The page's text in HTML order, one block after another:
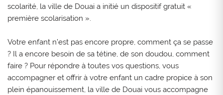
scolarité, la ville de Douai a initié un dispositif gratuit «
première scolarisation ».
Votre enfant n’est pas encore propre, comment ça se passe
? Il a encore besoin de sa tétine, de son doudou, comment
faire ? Pour répondre à toutes vos questions, vous
accompagner et offrir à votre enfant un cadre propice à son
plein épanouissement, la ville de Douai vous accompagne